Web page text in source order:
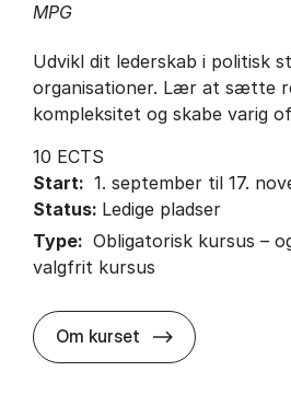
MPG
Udvikl dit lederskab i politisk
organisationer. Lær at sætte
kompleksitet og skabe varig
10 ECTS
Start: 1. september til 17.
Status: Ledige pladser
Type: Obligatorisk kursus –
valgfrit kursus
Om kurset about